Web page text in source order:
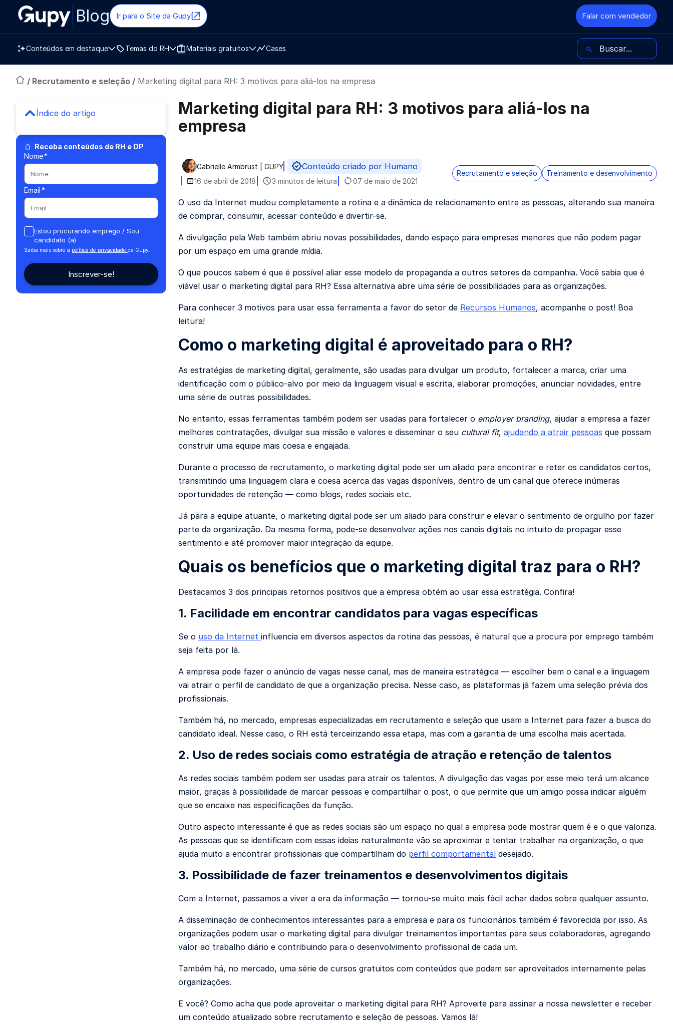
Blog Ir para o Site da Gupy Falar com vendedor
Conteúdos em destaque Temas do RH Materiais gratuitos Cases Buscar no blog
/ Recrutamento e seleção / Marketing digital para RH: 3 motivos para aliá-los na empresa
Índice do artigo
Receba conteúdos de RH e DP
Nome*
Email*
Estou procurando emprego / Sou
candidato (a)
Saiba mais sobre a política de privacidade da Gupy.
Marketing digital para RH: 3 motivos para aliá-los na
empresa
Publicado por
Gabrielle Armbrust | GUPY Conteúdo criado por Humano
16 de abril de 2018 3 minutos de leitura 07 de maio de 2021
Recrutamento e seleção Treinamento e desenvolvimento
O uso da Internet mudou completamente a rotina e a dinâmica de relacionamento entre as pessoas, alterando sua maneira
de comprar, consumir, acessar conteúdo e divertir-se.
A divulgação pela Web também abriu novas possibilidades, dando espaço para empresas menores que não podem pagar
por um espaço em uma grande mídia.
O que poucos sabem é que é possível aliar esse modelo de propaganda a outros setores da companhia. Você sabia que é
viável usar o marketing digital para RH? Essa alternativa abre uma série de possibilidades para as organizações.
Para conhecer 3 motivos para usar essa ferramenta a favor do setor de Recursos Humanos, acompanhe o post! Boa
leitura!
Como o marketing digital é aproveitado para o RH?
As estratégias de marketing digital, geralmente, são usadas para divulgar um produto, fortalecer a marca, criar uma
identificação com o público-alvo por meio da linguagem visual e escrita, elaborar promoções, anunciar novidades, entre
uma série de outras possibilidades.
No entanto, essas ferramentas também podem ser usadas para fortalecer o employer branding, ajudar a empresa a fazer
melhores contratações, divulgar sua missão e valores e disseminar o seu cultural fit, ajudando a atrair pessoas que possam
construir uma equipe mais coesa e engajada.
Durante o processo de recrutamento, o marketing digital pode ser um aliado para encontrar e reter os candidatos certos,
transmitindo uma linguagem clara e coesa acerca das vagas disponíveis, dentro de um canal que oferece inúmeras
oportunidades de retenção — como blogs, redes sociais etc.
Já para a equipe atuante, o marketing digital pode ser um aliado para construir e elevar o sentimento de orgulho por fazer
parte da organização. Da mesma forma, pode-se desenvolver ações nos canais digitais no intuito de propagar esse
sentimento e até promover maior integração da equipe.
Quais os benefícios que o marketing digital traz para o RH?
Destacamos 3 dos principais retornos positivos que a empresa obtém ao usar essa estratégia. Confira!
1. Facilidade em encontrar candidatos para vagas específicas
Se o uso da Internet influencia em diversos aspectos da rotina das pessoas, é natural que a procura por emprego também
seja feita por lá.
A empresa pode fazer o anúncio de vagas nesse canal, mas de maneira estratégica — escolher bem o canal e a linguagem
vai atrair o perfil de candidato de que a organização precisa. Nesse caso, as plataformas já fazem uma seleção prévia dos
profissionais.
Também há, no mercado, empresas especializadas em recrutamento e seleção que usam a Internet para fazer a busca do
candidato ideal. Nesse caso, o RH está terceirizando essa etapa, mas com a garantia de uma escolha mais acertada.
2. Uso de redes sociais como estratégia de atração e retenção de talentos
As redes sociais também podem ser usadas para atrair os talentos. A divulgação das vagas por esse meio terá um alcance
maior, graças à possibilidade de marcar pessoas e compartilhar o post, o que permite que um amigo possa indicar alguém
que se encaixe nas especificações da função.
Outro aspecto interessante é que as redes sociais são um espaço no qual a empresa pode mostrar quem é e o que valoriza.
As pessoas que se identificam com essas ideias naturalmente vão se aproximar e tentar trabalhar na organização, o que
ajuda muito a encontrar profissionais que compartilham do perfil comportamental desejado.
3. Possibilidade de fazer treinamentos e desenvolvimentos digitais
Com a Internet, passamos a viver a era da informação — tornou-se muito mais fácil achar dados sobre qualquer assunto.
A disseminação de conhecimentos interessantes para a empresa e para os funcionários também é favorecida por isso. As
organizações podem usar o marketing digital para divulgar treinamentos importantes para seus colaboradores, agregando
valor ao trabalho diário e contribuindo para o desenvolvimento profissional de cada um.
Também há, no mercado, uma série de cursos gratuitos com conteúdos que podem ser aproveitados internamente pelas
organizações.
E você? Como acha que pode aproveitar o marketing digital para RH? Aproveite para assinar a nossa newsletter e receber
um conteúdo atualizado sobre recrutamento e seleção de pessoas. Vamos lá!